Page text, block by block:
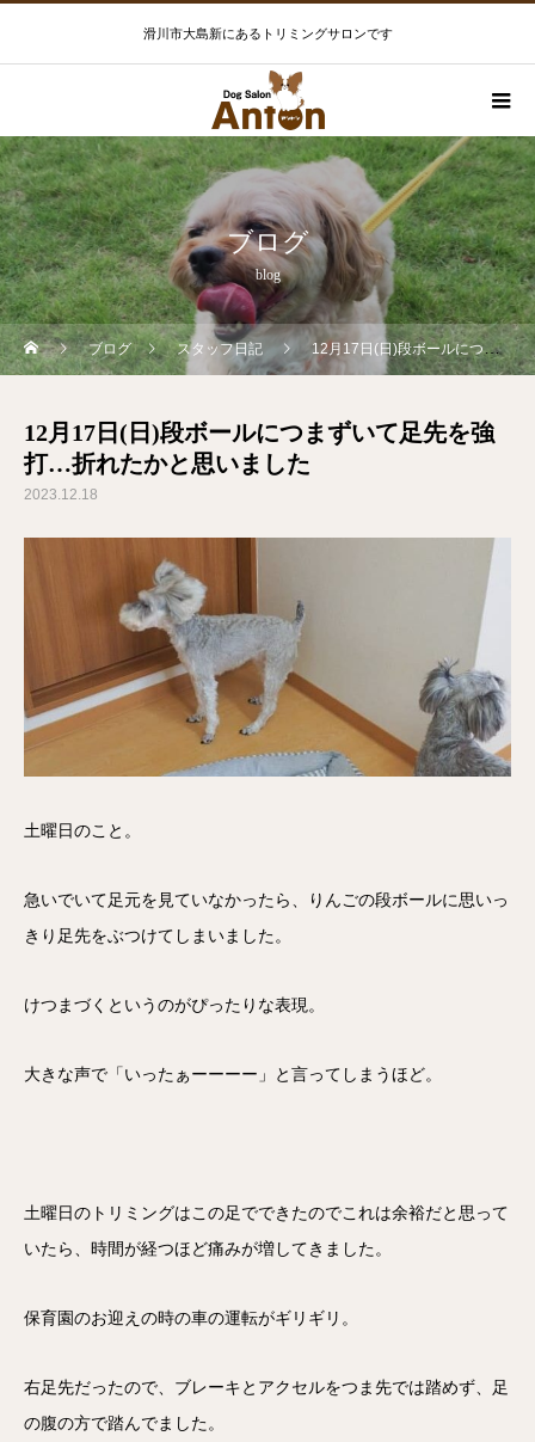
滑川市大島新にあるトリミングサロンです
ブログ
blog
ブログ スタッフ日記 12月17日(日)段ボールにつまずいて足先を強打…折れたかと思いました
12月17日(日)段ボールにつまずいて足先を強
打…折れたかと思いました
2023.12.18
土曜日のこと。
急いでいて足元を見ていなかったら、りんごの段ボールに思いっ
きり足先をぶつけてしまいました。
けつまづくというのがぴったりな表現。
大きな声で「いったぁーーーー」と言ってしまうほど。
土曜日のトリミングはこの足でできたのでこれは余裕だと思って
いたら、時間が経つほど痛みが増してきました。
保育園のお迎えの時の車の運転がギリギリ。
右足先だったので、ブレーキとアクセルをつま先では踏めず、足
の腹の方で踏んでました。